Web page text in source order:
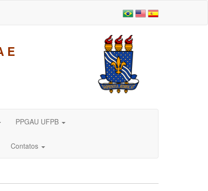
E
PPGAU UFPB
Contatos